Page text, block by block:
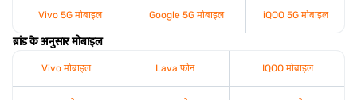
Vivo 5G मोबाइल Google 5G मोबाइल iQOO 5G मोबाइल
ब्रांड के अनुसार मोबाइल
Vivo मोबाइल Lava फोन IQOO मोबाइल